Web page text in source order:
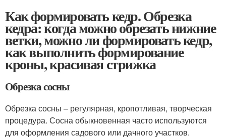
Как формировать кедр. Обрезка
кедра: когда можно обрезать нижние
ветки, можно ли формировать кедр,
как выполнить формирование
кроны, красивая стрижка
Обрезка сосны
Обрезка сосны – регулярная, кропотливая, творческая
процедура. Сосна обыкновенная часто используются
для оформления садового или дачного участков.